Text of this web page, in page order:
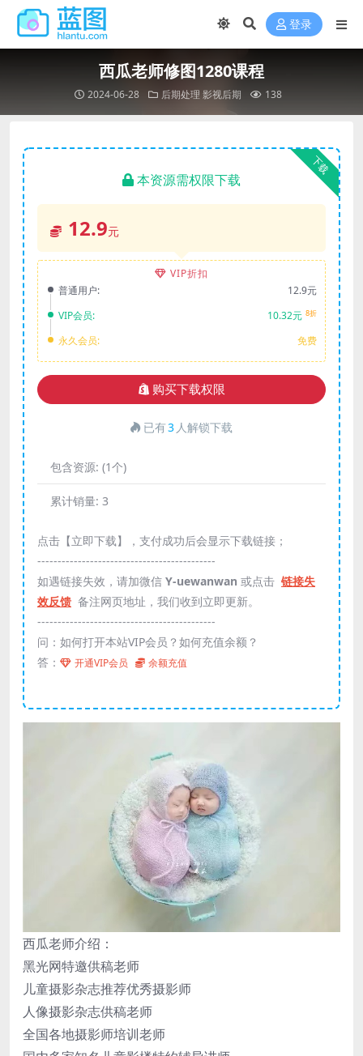
登录
西瓜老师修图1280课程
2024-06-28 后期处理 影视后期 138
下载
本资源需权限下载
12.9元
VIP折扣
普通用户:
12.9元
VIP会员:
10.32元 8折
永久会员: 免费
购买下载权限
已有3 人解锁下载
包含资源: (1个)
累计销量: 3
点击【立即下载】，支付成功后会显示下载链接；
--------------------------------------------
如遇链接失效，请加微信 Y-uewanwan 或点击 链接失
效反馈 备注网页地址，我们收到立即更新。
--------------------------------------------
问：如何打开本站VIP会员？如何充值余额？
答：
开通VIP会员 余额充值
西瓜老师介绍：
黑光网特邀供稿老师
儿童摄影杂志推荐优秀摄影师
人像摄影杂志供稿老师
全国各地摄影师培训老师